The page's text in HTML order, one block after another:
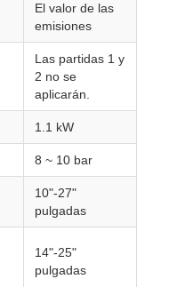
El valor de las
emisiones
Las partidas 1 y
2 no se
aplicarán.
1.1 kW
8 ~ 10 bar
10"-27"
pulgadas
14"-25"
pulgadas